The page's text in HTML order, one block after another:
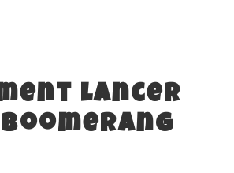
lancer